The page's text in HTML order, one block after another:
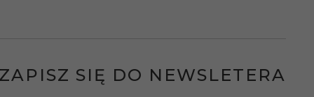
ZAPISZ SIĘ DO NEWSLETERA